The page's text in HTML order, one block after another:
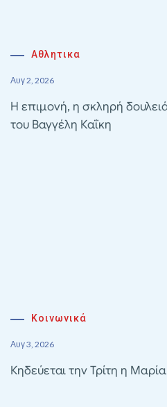
Αθλητικα
Αυγ 2, 2026
Η επιμονή, η σκληρή
του Βαγγέλη Καΐκη
Κοινωνικά
Αυγ 3, 2026
Κηδεύεται την Τρίτη η